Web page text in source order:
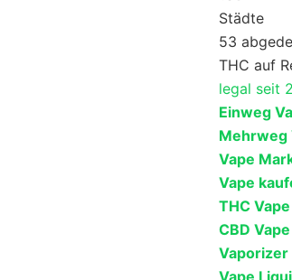
Städte
53
THC auf
legal seit
Einweg
Mehrweg
Vape
Vape
THC Vape
CBD Vape
Vaporizer
Vape